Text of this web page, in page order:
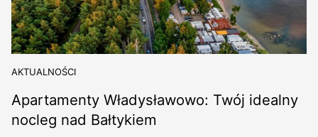
AKTUALNOŚCI
Apartamenty Władysławowo: Twój idealny
nocleg nad Bałtykiem